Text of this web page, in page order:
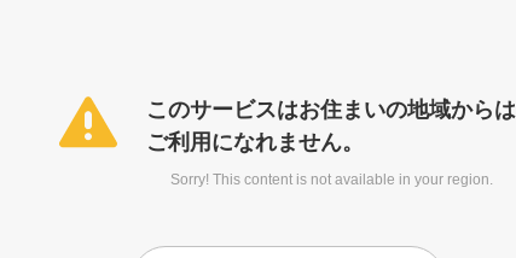
このサービスはお住まいの地域からは
ご利用になれません。
Sorry! This content is not available in your region.